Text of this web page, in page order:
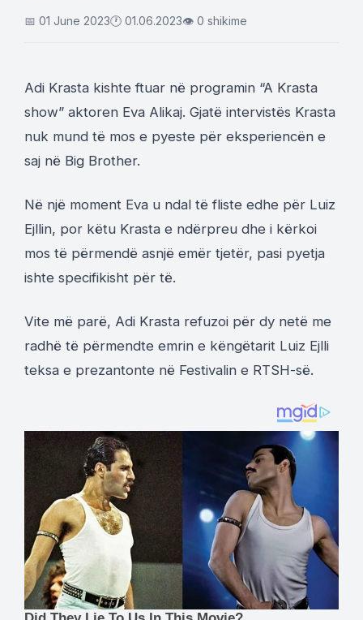
📅 01 June 2023🕐 01.06.2023👁 0 shikime
Adi Krasta kishte ftuar në programin “A Krasta
show” aktoren Eva Alikaj. Gjatë intervistës Krasta
nuk mund të mos e pyeste për eksperiencën e
saj në Big Brother.
Në një moment Eva u ndal të fliste edhe për Luiz
Ejllin, por këtu Krasta e ndërpreu dhe i kërkoi
mos të përmendë asnjë emër tjetër, pasi pyetja
ishte specifikisht për të.
Vite më parë, Adi Krasta refuzoi për dy netë me
radhë të përmendte emrin e këngëtarit Luiz Ejlli
teksa e prezantonte në Festivalin e RTSH-së.